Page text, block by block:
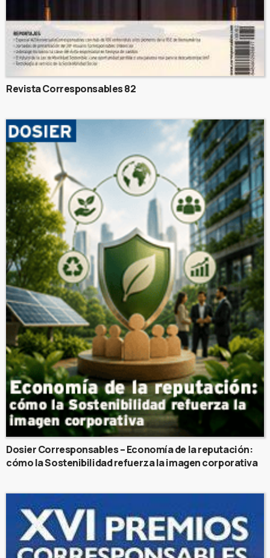
Revista Corresponsables 82
Dosier Corresponsables – Economía de la reputación:
cómo la Sostenibilidad refuerza la imagen corporativa